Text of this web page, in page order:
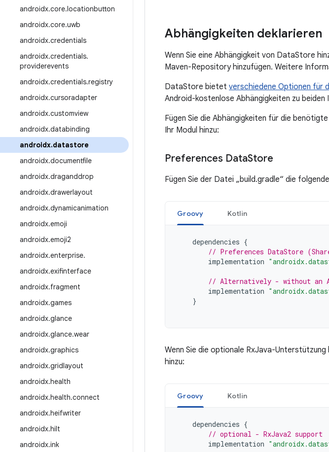
androidx.core.locationbutton
androidx.core.uwb
androidx.credentials
androidx.credentials.
providerevents
androidx.credentials.registry
androidx.cursoradapter
androidx.customview
androidx.databinding
androidx.datastore
androidx.documentfile
androidx.draganddrop
androidx.drawerlayout
androidx.dynamicanimation
androidx.emoji
androidx.emoji2
androidx.enterprise.
androidx.exifinterface
androidx.fragment
androidx.games
androidx.glance
androidx.glance.wear
androidx.graphics
androidx.gridlayout
androidx.health
androidx.health.connect
androidx.heifwriter
androidx.hilt
androidx.ink
Abhängigkeiten deklarieren
Wenn Sie eine Abhängigkeit von DataStore
Maven-Repository hinzufügen. Weitere
DataStore bietet verschiedene Optionen für
Android-kostenlose Abhängigkeiten zu beiden
Fügen Sie die Abhängigkeiten für die
Ihr Modul hinzu:
Preferences DataStore
Fügen Sie der Datei „build.gradle“ die
Groovy Kotlin
dependencies {
// Preferences DataStore
implementation
// Alternatively - without an
implementation
}
Wenn Sie die optionale RxJava-
hinzu:
Groovy Kotlin
dependencies {
// optional - RxJava2 support
implementation